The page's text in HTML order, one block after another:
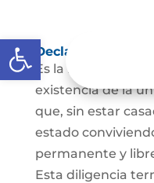
Abrir barra de
Declaración de
Es la
existencia de la
que, sin estar
estado
permanente y
Esta diligencia